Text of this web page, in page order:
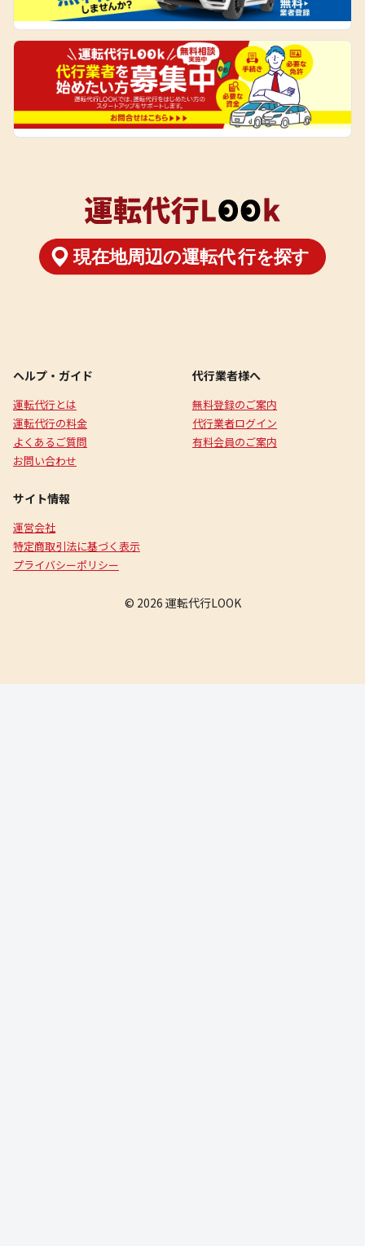
ヘルプ・ガイド
運転代行とは
運転代行の料金
よくあるご質問
お問い合わせ
代行業者様へ
無料登録のご案内
代行業者ログイン
有料会員のご案内
サイト情報
運営会社
特定商取引法に基づく表示
プライバシーポリシー
© 2026 運転代行LOOK